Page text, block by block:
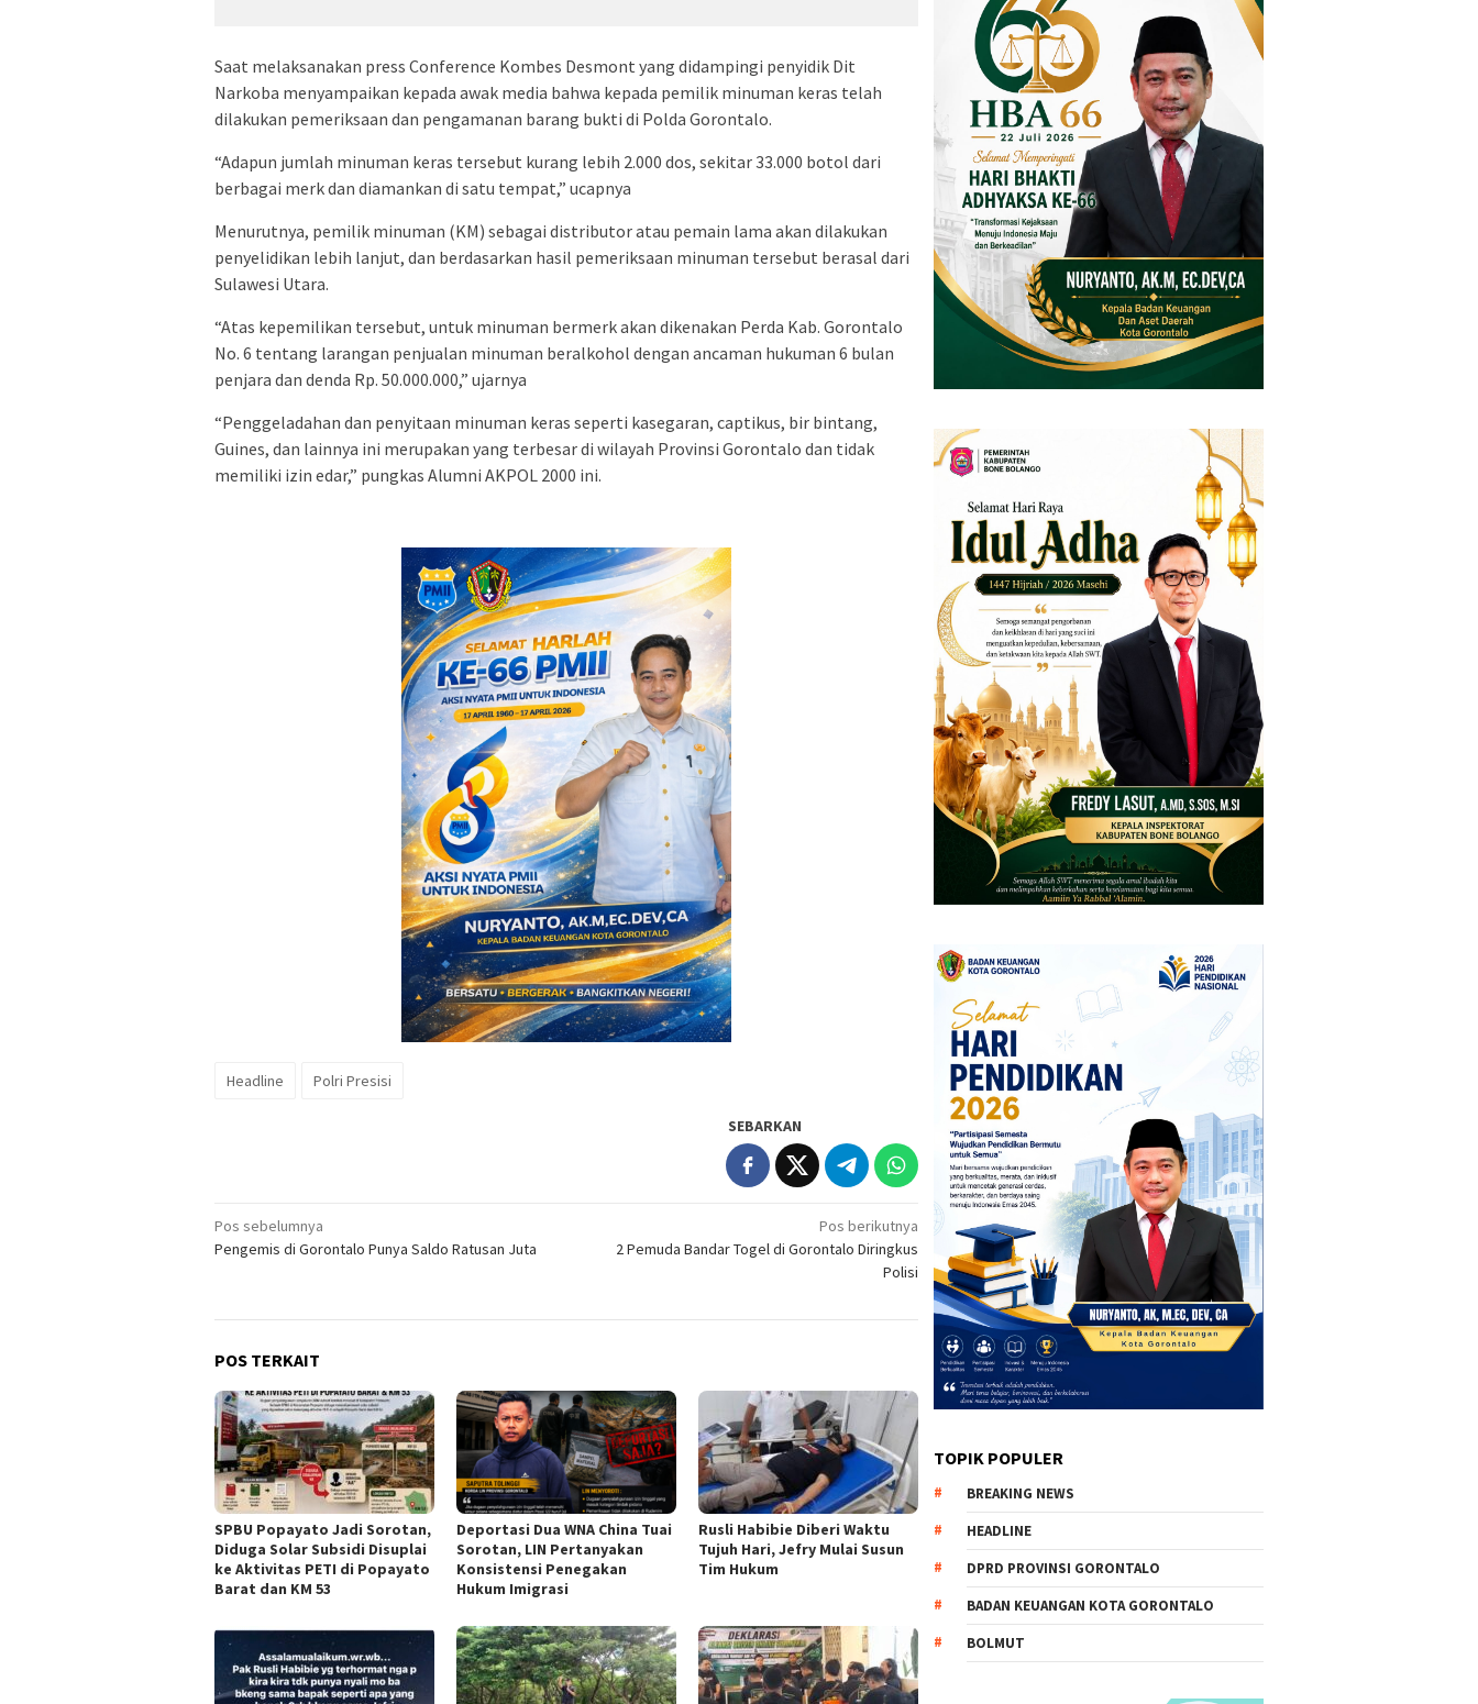
Saat melaksanakan press Conference Kombes Desmont yang didampingi penyidik Dit
Narkoba menyampaikan kepada awak media bahwa kepada pemilik minuman keras telah
dilakukan pemeriksaan dan pengamanan barang bukti di Polda Gorontalo.
“Adapun jumlah minuman keras tersebut kurang lebih 2.000 dos, sekitar 33.000 botol dari
berbagai merk dan diamankan di satu tempat,” ucapnya
Menurutnya, pemilik minuman (KM) sebagai distributor atau pemain lama akan dilakukan
penyelidikan lebih lanjut, dan berdasarkan hasil pemeriksaan minuman tersebut berasal dari
Sulawesi Utara.
“Atas kepemilikan tersebut, untuk minuman bermerk akan dikenakan Perda Kab. Gorontalo
No. 6 tentang larangan penjualan minuman beralkohol dengan ancaman hukuman 6 bulan
penjara dan denda Rp. 50.000.000,” ujarnya
“Penggeladahan dan penyitaan minuman keras seperti kasegaran, captikus, bir bintang,
Guines, dan lainnya ini merupakan yang terbesar di wilayah Provinsi Gorontalo dan tidak
memiliki izin edar,” pungkas Alumni AKPOL 2000 ini.
Headline Polri Presisi
SEBARKAN
Navigasi
pos
Pos sebelumnya
Pengemis di Gorontalo Punya Saldo Ratusan Juta
Pos berikutnya
2 Pemuda Bandar Togel di Gorontalo Diringkus
Polisi
POS TERKAIT
SPBU Popayato Jadi Sorotan,
Diduga Solar Subsidi Disuplai
ke Aktivitas PETI di Popayato
Barat dan KM 53
Deportasi Dua WNA China Tuai
Sorotan, LIN Pertanyakan
Konsistensi Penegakan
Hukum Imigrasi
Rusli Habibie Diberi Waktu
Tujuh Hari, Jefry Mulai Susun
Tim Hukum
TOPIK POPULER
BREAKING NEWS
HEADLINE
DPRD PROVINSI GORONTALO
BADAN KEUANGAN KOTA GORONTALO
BOLMUT